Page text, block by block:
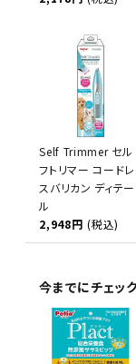
Self Trimmer セル
フトリマー コードレ
スバリカン ディテー
ル
2,948円 (税込)
今までにチェッ